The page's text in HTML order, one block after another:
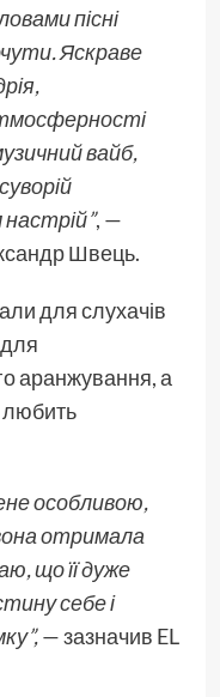
пісні
Яскраве
вайб,
, —
Швець.
для слухачів
для
аранжування, а
любить
особливою,
отримала
що її дуже
себе і
— зазначив EL